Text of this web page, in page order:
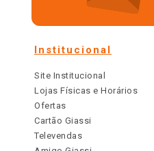
Institucional
Site Institucional
Lojas Físicas e Horários
Ofertas
Cartão Giassi
Televendas